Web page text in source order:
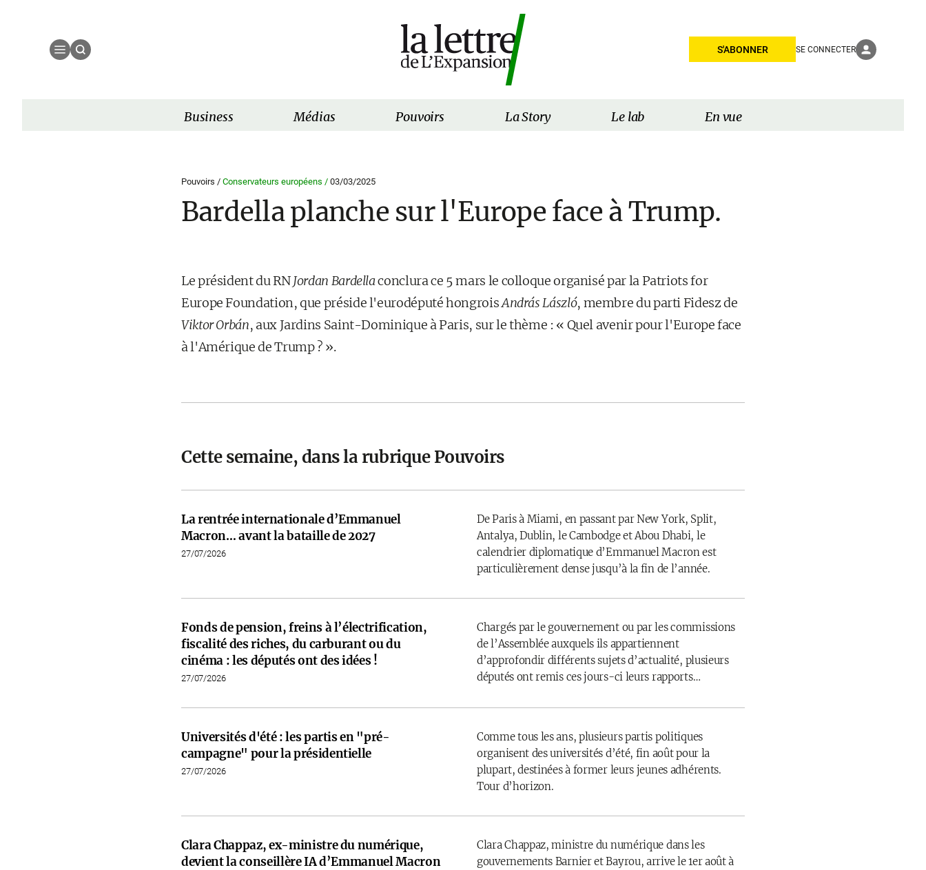
S'ABONNER SE CONNECTER
Business Médias Pouvoirs La Story Le lab En vue
Pouvoirs / Conservateurs européens / 03/03/2025
Bardella planche sur l'Europe face à Trump.
Le président du RNJordan Bardellaconclura ce 5 mars le colloque organisé par la Patriots for
Europe Foundation, que préside l'eurodéputé hongroisAndrás László, membre du parti Fidesz de
Viktor Orbán, aux Jardins Saint-Dominique à Paris, sur le thème : « Quel avenir pour l'Europe face
à l'Amérique de Trump ? ».
Cette semaine, dans la rubrique Pouvoirs
La rentrée internationale d’Emmanuel
Macron… avant la bataille de 2027
27/07/2026
De Paris à Miami, en passant par New York, Split,
Antalya, Dublin, le Cambodge et Abou Dhabi, le
calendrier diplomatique d’Emmanuel Macron est
particulièrement dense jusqu’à la fin de l’année.
Fonds de pension, freins à l’électrification,
fiscalité des riches, du carburant ou du
cinéma : les députés ont des idées !
27/07/2026
Chargés par le gouvernement ou par les commissions
de l’Assemblée auxquels ils appartiennent
d’approfondir différents sujets d’actualité, plusieurs
députés ont remis ces jours-ci leurs rapports…
Universités d'été : les partis en "pré-
campagne" pour la présidentielle
27/07/2026
Comme tous les ans, plusieurs partis politiques
organisent des universités d’été, fin août pour la
plupart, destinées à former leurs jeunes adhérents.
Tour d’horizon.
Clara Chappaz, ex-ministre du numérique,
devient la conseillère IA d’Emmanuel Macron
Clara Chappaz, ministre du numérique dans les
gouvernements Barnier et Bayrou, arrive le 1er août à